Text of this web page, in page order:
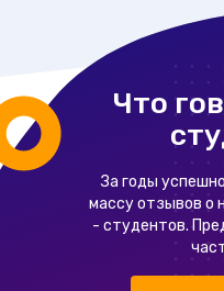
Что
За годы
массу отзывов о
- студентов.